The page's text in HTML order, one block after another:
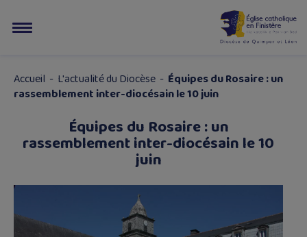
Accueil - L'actualité du Diocèse - Équipes du Rosaire : un
rassemblement inter-diocésain le 10 juin
Équipes du Rosaire : un
rassemblement inter-diocésain le 10
juin